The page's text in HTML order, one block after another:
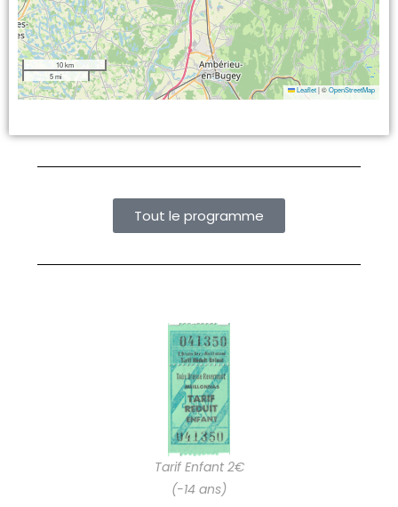
10 km
5 mi
Leaflet |©OpenStreetMap
Tout le programme
Tarif Enfant 2€
(-14 ans)